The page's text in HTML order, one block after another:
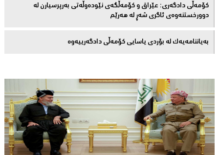
کۆمەڵى دادگەرى: عێراق و كۆمەڵگەی نێودەوڵەتی بەرپرسیارن لە
دوورخستنەوەى ئاگری شەڕ لە هەرێم
بەیاننامەیەک لە بۆردی یاسایی کۆمەڵی دادگەرییەوە